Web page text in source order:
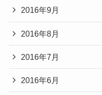
2016年9月
2016年8月
2016年7月
2016年6月